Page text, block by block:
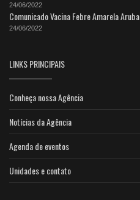
24/06/2022
Comunicado Vacina Febre Amarela Aruba
24/06/2022
LINKS PRINCIPAIS
Conheça nossa Agência
Notícias da Agência
Agenda de eventos
Unidades e contato